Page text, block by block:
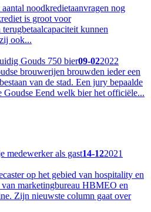
noodkredietaanvragen nog
is groot voor
kunnen
ook...
Gouds 750 bier09-022022
brouwerijen brouwden ieder een
van de stad. Een jury bepaalde
Eend welk bier het officiële...
medewerker als gast14-122021
op het gebied van hospitality en
marketingbureau HBMEO en
Zijn nieuwste column gaat over